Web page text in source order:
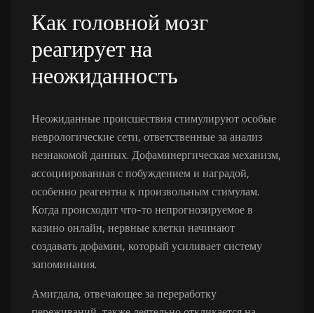
Как головной мозг
реагирует на
неожиданность
Неожиданные происшествия стимулируют особые
неврологические сети, ответственные за анализ
незнакомой данных. Дофаминергическая механизм,
ассоциированная с побуждением и наградой,
особенно реагентна к произвольным стимулам.
Когда происходит что-то непрогнозируемое в
казино онлайн, нервные клетки начинают
создавать дофамин, который усиливает систему
запоминания.
Амигдала, отвечающее за переработку